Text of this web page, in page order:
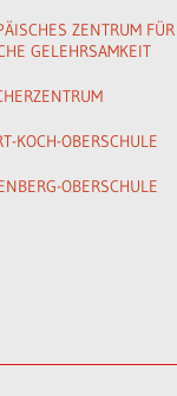
ZENTRUM FÜR
GELEHRSAMKEIT
KOCH-OBERSCHULE
OBERSCHULE